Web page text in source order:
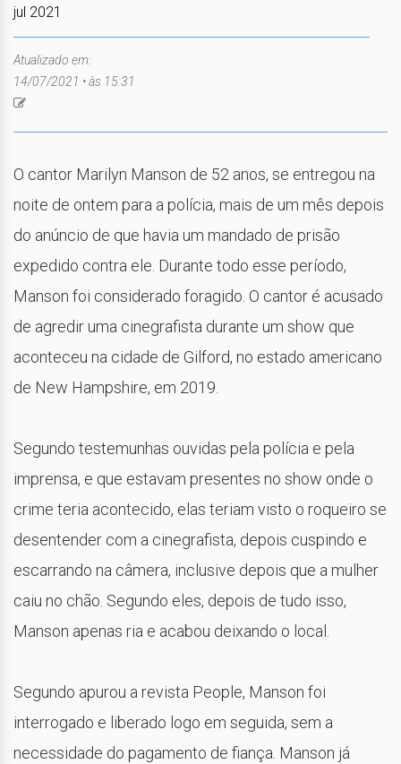
jul 2021
Atualizado em:
14/07/2021 • às 15:31
O cantor Marilyn Manson de 52 anos, se entregou na
noite de ontem para a polícia, mais de um mês depois
do anúncio de que havia um mandado de prisão
expedido contra ele. Durante todo esse período,
Manson foi considerado foragido. O cantor é acusado
de agredir uma cinegrafista durante um show que
aconteceu na cidade de Gilford, no estado americano
de New Hampshire, em 2019.
Segundo testemunhas ouvidas pela polícia e pela
imprensa, e que estavam presentes no show onde o
crime teria acontecido, elas teriam visto o roqueiro se
desentender com a cinegrafista, depois cuspindo e
escarrando na câmera, inclusive depois que a mulher
caiu no chão. Segundo eles, depois de tudo isso,
Manson apenas ria e acabou deixando o local.
Segundo apurou a revista People, Manson foi
interrogado e liberado logo em seguida, sem a
necessidade do pagamento de fiança. Manson já